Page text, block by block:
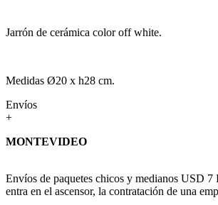
Jarrón de cerámica color off white.
Medidas Ø20 x h28 cm.
Envíos
+
MONTEVIDEO
Envíos de paquetes chicos y medianos USD 7
entra en el ascensor, la contratación de una